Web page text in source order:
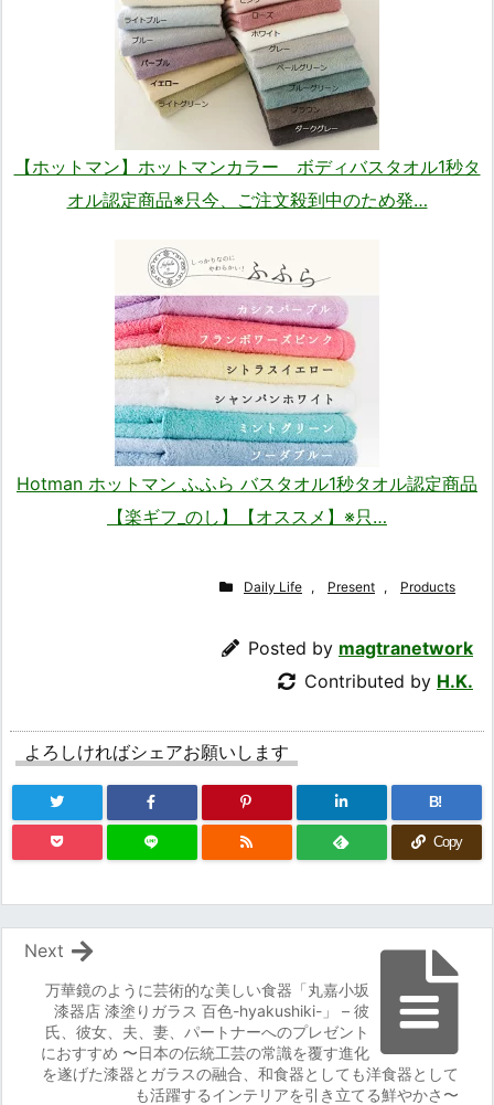
【ホットマン】ホットマンカラー ボディバスタオル1秒タ
オル認定商品※只今、ご注文殺到中のため発…
Hotman ホットマン ふふら バスタオル1秒タオル認定商品
【楽ギフ_のし】【オススメ】※只…
Daily Life , Present , Products
Posted by magtranetwork
Contributed by H.K.
よろしければシェアお願いします
B!
Copy
万華鏡のように芸術的な美しい食器「丸嘉小坂
漆器店 漆塗りガラス 百色-hyakushiki-」 – 彼
氏、彼女、夫、妻、パートナーへのプレゼント
におすすめ 〜日本の伝統工芸の常識を覆す進化
を遂げた漆器とガラスの融合、和食器としても洋食器として
も活躍するインテリアを引き立てる鮮やかさ〜
Next